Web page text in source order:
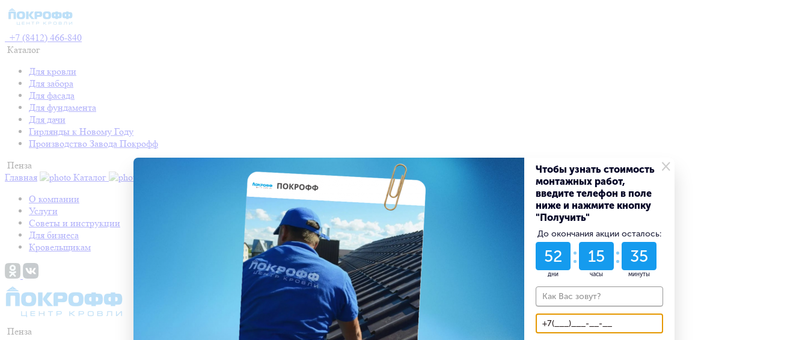
+7 (8412) 466-840
Каталог
Для кровли
Для забора
Для фасада
Для фундамента
Для дачи
Гирлянды к Новому Году
Производство Завода Покрофф
Пенза
Главная
Каталог Готовые проекты Блог Доставка Оплата Вакансии
О компании
Услуги
Советы и инструкции
Для бизнеса
Кровельщикам
Пенза
×
Чтобы узнать стоимость
монтажных работ,
введите телефон в поле
ниже и нажмите кнопку
"Получить"
До окончания акции осталось:
52
дни
15
часы
35
минуты